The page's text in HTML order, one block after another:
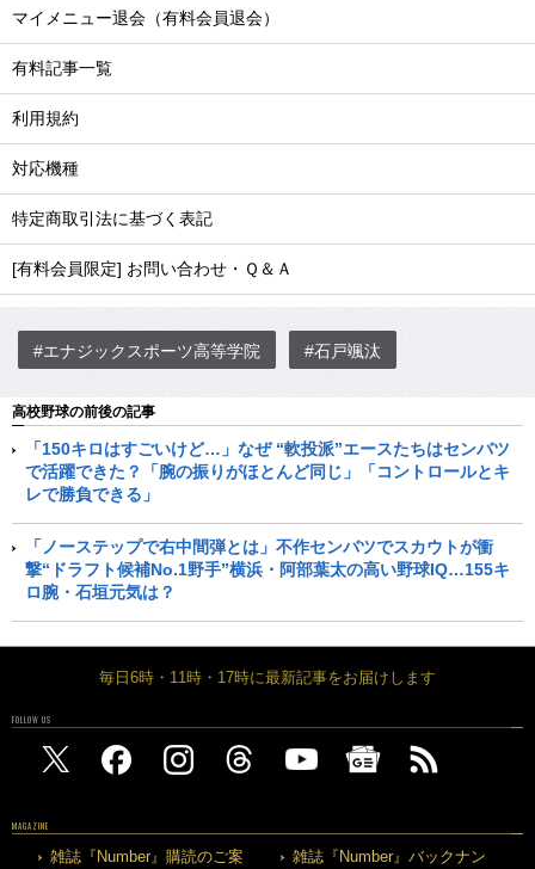
マイメニュー退会（有料会員退会）
有料記事一覧
利用規約
対応機種
特定商取引法に基づく表記
[有料会員限定] お問い合わせ・Ｑ＆Ａ
#エナジックスポーツ高等学院 #石戸颯汰
高校野球の前後の記事
「150キロはすごいけど…」なぜ “軟投派”エースたちはセンバツ
で活躍できた？「腕の振りがほとんど同じ」「コントロールとキ
レで勝負できる」
「ノーステップで右中間弾とは」不作センバツでスカウトが衝
撃“ドラフト候補No.1野手”横浜・阿部葉太の高い野球IQ…155キ
ロ腕・石垣元気は？
毎日6時・11時・17時に最新記事をお届けします
FOLLOW US
MAGAZINE
雑誌『Number』購読のご案
雑誌『Number』バックナン